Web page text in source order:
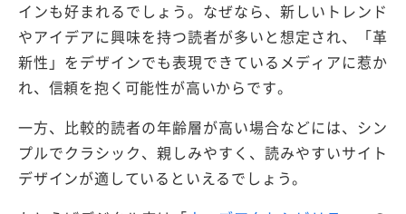
インも好まれるでしょう。なぜなら、新しいトレンド
やアイデアに興味を持つ読者が多いと想定され、「革
新性」をデザインでも表現できているメディアに惹か
れ、信頼を抱く可能性が高いからです。
一方、比較的読者の年齢層が高い場合などには、シン
プルでクラシック、親しみやすく、読みやすいサイト
デザインが適しているといえるでしょう。